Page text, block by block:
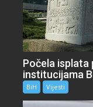
Počela isplata
institucijama
BiH Vijesti